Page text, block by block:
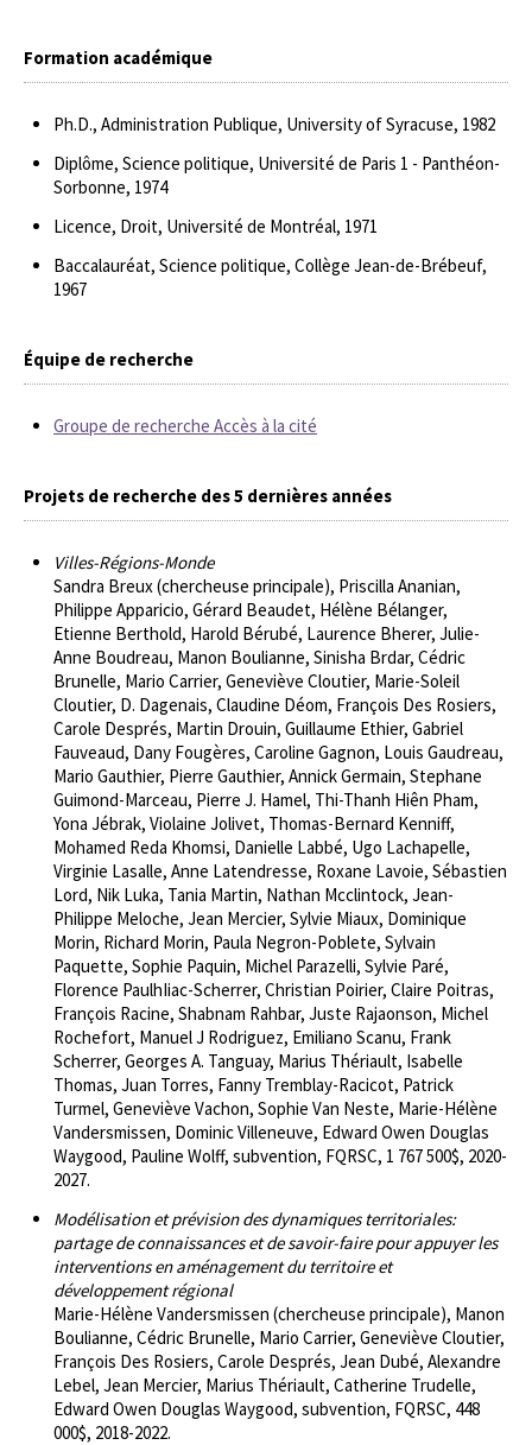
Formation académique
Ph.D., Administration Publique, University of Syracuse, 1982
Diplôme, Science politique, Université de Paris 1 - Panthéon-
Sorbonne, 1974
Licence, Droit, Université de Montréal, 1971
Baccalauréat, Science politique, Collège Jean-de-Brébeuf,
1967
Équipe de recherche
Groupe de recherche Accès à la cité
Projets de recherche des 5 dernières années
Villes-Régions-Monde
Sandra Breux (chercheuse principale), Priscilla Ananian,
Philippe Apparicio, Gérard Beaudet, Hélène Bélanger,
Etienne Berthold, Harold Bérubé, Laurence Bherer, Julie-
Anne Boudreau, Manon Boulianne, Sinisha Brdar, Cédric
Brunelle, Mario Carrier, Geneviève Cloutier, Marie-Soleil
Cloutier, D. Dagenais, Claudine Déom, François Des Rosiers,
Carole Després, Martin Drouin, Guillaume Ethier, Gabriel
Fauveaud, Dany Fougères, Caroline Gagnon, Louis Gaudreau,
Mario Gauthier, Pierre Gauthier, Annick Germain, Stephane
Guimond-Marceau, Pierre J. Hamel, Thi-Thanh Hiên Pham,
Yona Jébrak, Violaine Jolivet, Thomas-Bernard Kenniff,
Mohamed Reda Khomsi, Danielle Labbé, Ugo Lachapelle,
Virginie Lasalle, Anne Latendresse, Roxane Lavoie, Sébastien
Lord, Nik Luka, Tania Martin, Nathan Mcclintock, Jean-
Philippe Meloche, Jean Mercier, Sylvie Miaux, Dominique
Morin, Richard Morin, Paula Negron-Poblete, Sylvain
Paquette, Sophie Paquin, Michel Parazelli, Sylvie Paré,
Florence PaulhIiac-Scherrer, Christian Poirier, Claire Poitras,
François Racine, Shabnam Rahbar, Juste Rajaonson, Michel
Rochefort, Manuel J Rodriguez, Emiliano Scanu, Frank
Scherrer, Georges A. Tanguay, Marius Thériault, Isabelle
Thomas, Juan Torres, Fanny Tremblay-Racicot, Patrick
Turmel, Geneviève Vachon, Sophie Van Neste, Marie-Hélène
Vandersmissen, Dominic Villeneuve, Edward Owen Douglas
Waygood, Pauline Wolff, subvention, FQRSC, 1 767 500$, 2020-
2027.
Modélisation et prévision des dynamiques territoriales:
partage de connaissances et de savoir-faire pour appuyer les
interventions en aménagement du territoire et
développement régional
Marie-Hélène Vandersmissen (chercheuse principale), Manon
Boulianne, Cédric Brunelle, Mario Carrier, Geneviève Cloutier,
François Des Rosiers, Carole Després, Jean Dubé, Alexandre
Lebel, Jean Mercier, Marius Thériault, Catherine Trudelle,
Edward Owen Douglas Waygood, subvention, FQRSC, 448
000$, 2018-2022.